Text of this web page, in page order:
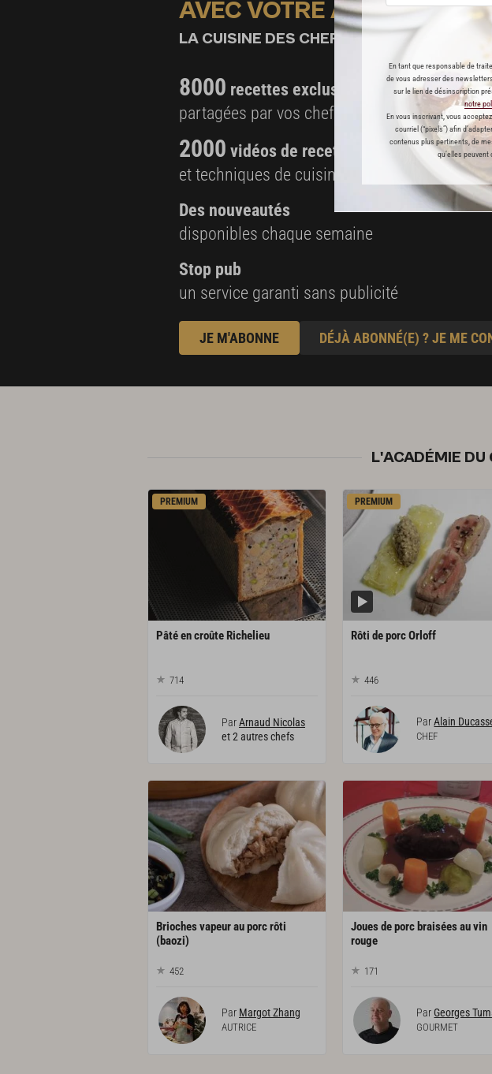
En tant que responsable de
de vous adresser des
sur le lien de désinscription
notre
En vous inscrivant, vous
courriel (“pixels”) afin
contenus plus pertinents, de
qu’elles
AVEC VOTRE
LA CUISINE DES CHEFS, ENFIN ACCESSIBLE
8000 recettes exclusives
partagées par vos chefs préférés
2000 vidéos de recettes
et techniques de cuisine et pâtisserie
Des nouveautés
disponibles chaque semaine
Stop pub
un service garanti sans publicité
JE M'ABONNE DÉJÀ ABONNÉ(E) ? JE ME
L'ACADÉMIE DU
PREMIUM
Pâtéencroûte Richelieu
714
ParArnaud Nicolas
et 2 autres chefs
PREMIUM
Rôti deporcOrloff
446
ParAlain
CHEF
Brioches vapeur au porc rôti
(baozi)
452
Par Margot Zhang
AUTRICE
Joues de porc braisées au vin
rouge
171
ParGeorges
GOURMET